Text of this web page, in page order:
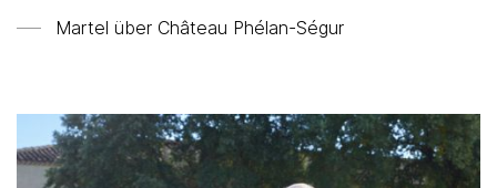
Martel über Château Phélan-Ségur